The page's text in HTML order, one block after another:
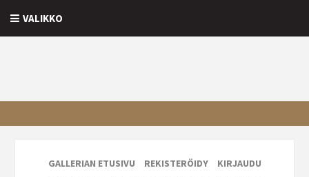
VALIKKO
GALLERIAN ETUSIVU REKISTERÖIDY
KIRJAUDU